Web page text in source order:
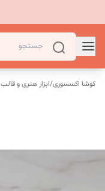
کوشا اکسسوری/ابزار هنری و قالب